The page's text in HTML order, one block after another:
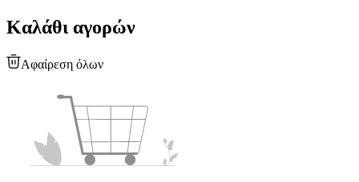
Καλάθι αγορών
Αφαίρεση όλων